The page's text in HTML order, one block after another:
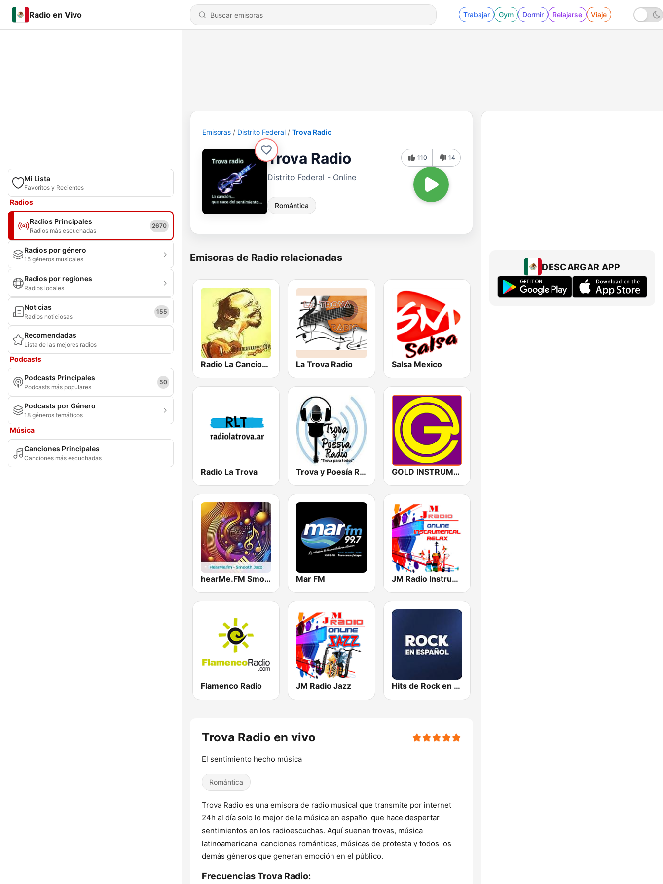
Radio en Vivo Trabajar Gym Dormir Relajarse Viaje
Mi Lista
Favoritos y Recientes
Radios
Radios Principales
Radios más escuchadas
2670
Radios por género
15 géneros musicales
Radios por regiones
Radios locales
Noticias
Radios noticiosas
155
Recomendadas
Lista de las mejores radios
Podcasts
Podcasts Principales
Podcasts más populares
50
Podcasts por Género
18 géneros temáticos
Música
Canciones Principales
Canciones más escuchadas
Emisoras Distrito Federal Trova Radio
Trova Radio
Distrito Federal - Online
Romántica
110 14
Emisoras de Radio relacionadas
Radio La Cancion de la Trova La Trova Radio Salsa Mexico
Radio La Trova Trova y Poesía Radio GOLD INSTRUMENTAL
hearMe.FM Smooth Jazz Mar FM JM Radio Instrumental Relax
Flamenco Radio JM Radio Jazz Hits de Rock en Español
Trova Radio en vivo
El sentimiento hecho música
Romántica
Trova Radio es una emisora de radio musical que transmite por internet
24h al día solo lo mejor de la música en español que hace despertar
sentimientos en los radioescuchas. Aquí suenan trovas, música
latinoamericana, canciones románticas, músicas de protesta y todos los
demás géneros que generan emoción en el público.
Frecuencias Trova Radio:
DESCARGAR APP